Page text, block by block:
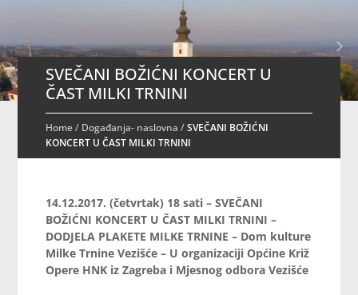
SVEČANI BOŽIĆNI KONCERT U
ČAST MILKI TRNINI
Home/ Događanja- naslovna /SVEČANI BOŽIĆNI
KONCERT U ČAST MILKI TRNINI
14.12.2017. (četvrtak) 18 sati – SVEČANI
BOŽIĆNI KONCERT U ČAST MILKI TRNINI –
DODJELA PLAKETE MILKE TRNINE – Dom kulture
Milke Trnine Vezišće – U organizaciji Općine Križ
Opere HNK iz Zagreba i Mjesnog odbora Vezišće